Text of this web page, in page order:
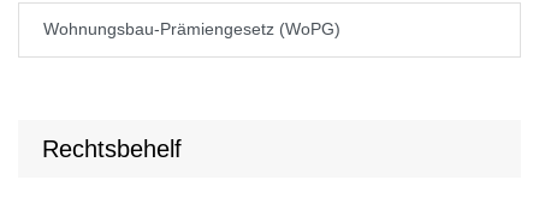
Wohnungsbau-Prämiengesetz (WoPG)
Rechtsbehelf